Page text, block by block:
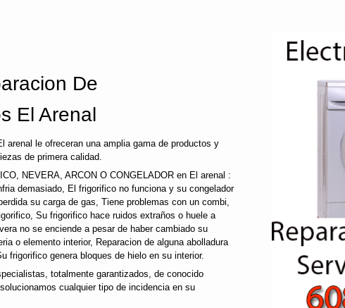
De
El Arenal
arenal le ofreceran una amplia gama de productos y
de primera calidad.
NEVERA, ARCON O CONGELADOR en El arenal :
demasiado, El frigorifico no funciona y su congelador
su carga de gas, Tiene problemas con un combi,
Su frigorifico hace ruidos extraños o huele a
no se enciende a pesar de haber cambiado su
o elemento interior, Reparacion de alguna abolladura
frigorifico genera bloques de hielo en su interior.
totalmente garantizados, de conocido
cualquier tipo de incidencia en su